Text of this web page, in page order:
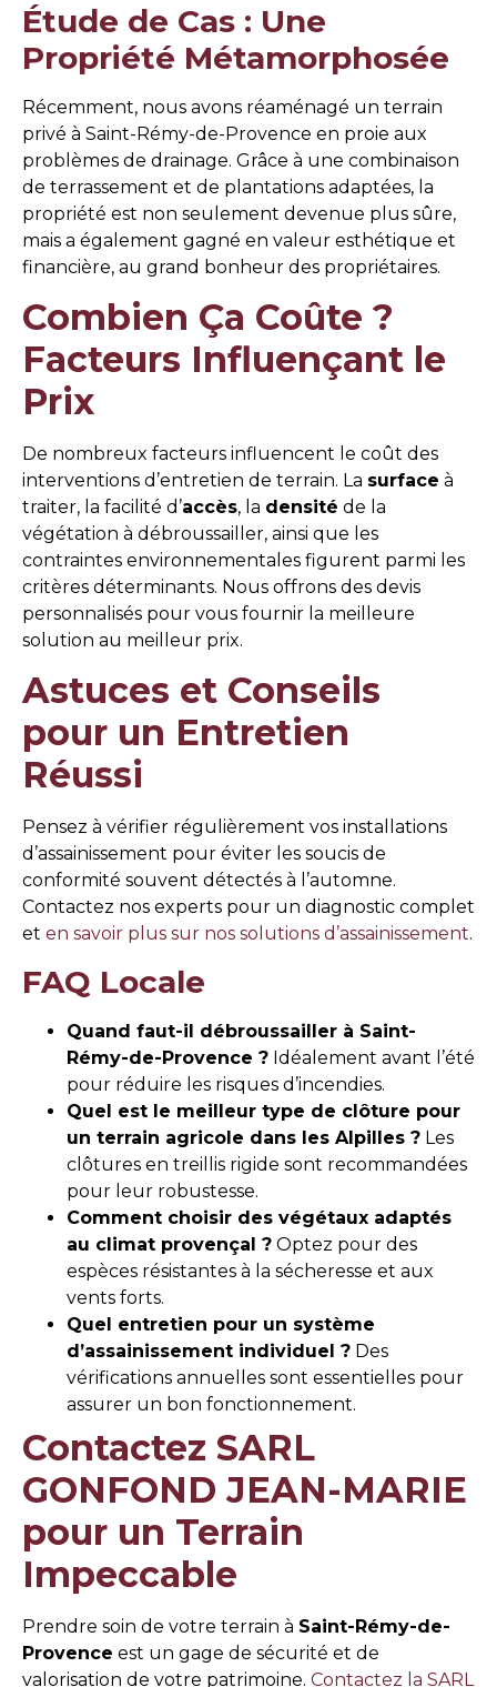
Étude de Cas : Une
Propriété Métamorphosée
Récemment, nous avons réaménagé un terrain
privé à Saint-Rémy-de-Provence en proie aux
problèmes de drainage. Grâce à une combinaison
de terrassement et de plantations adaptées, la
propriété est non seulement devenue plus sûre,
mais a également gagné en valeur esthétique et
financière, au grand bonheur des propriétaires.
Combien Ça Coûte ?
Facteurs Influençant le
Prix
De nombreux facteurs influencent le coût des
interventions d’entretien de terrain. La surface à
traiter, la facilité d’accès, la densité de la
végétation à débroussailler, ainsi que les
contraintes environnementales figurent parmi les
critères déterminants. Nous offrons des devis
personnalisés pour vous fournir la meilleure
solution au meilleur prix.
Astuces et Conseils
pour un Entretien
Réussi
Pensez à vérifier régulièrement vos installations
d’assainissement pour éviter les soucis de
conformité souvent détectés à l’automne.
Contactez nos experts pour un diagnostic complet
et en savoir plus sur nos solutions d’assainissement.
FAQ Locale
Quand faut-il débroussailler à Saint-
Rémy-de-Provence ? Idéalement avant l’été
pour réduire les risques d’incendies.
Quel est le meilleur type de clôture pour
un terrain agricole dans les Alpilles ? Les
clôtures en treillis rigide sont recommandées
pour leur robustesse.
Comment choisir des végétaux adaptés
au climat provençal ? Optez pour des
espèces résistantes à la sécheresse et aux
vents forts.
Quel entretien pour un système
d’assainissement individuel ? Des
vérifications annuelles sont essentielles pour
assurer un bon fonctionnement.
Contactez SARL
GONFOND JEAN-MARIE
pour un Terrain
Impeccable
Prendre soin de votre terrain à Saint-Rémy-de-
Provence est un gage de sécurité et de
valorisation de votre patrimoine. Contactez la SARL